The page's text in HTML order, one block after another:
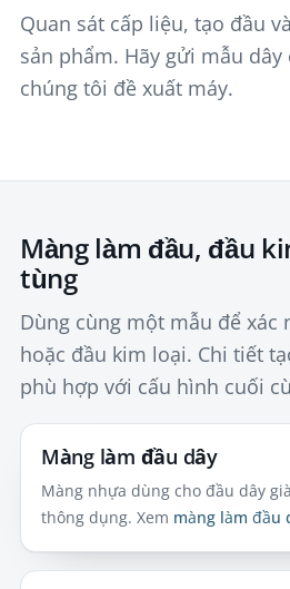
Quan sát cấp liệu, tạo đầu
sản phẩm. Hãy gửi mẫu dây
chúng tôi đề xuất máy.
Màng làm đầu, đầu
tùng
Dùng cùng một mẫu để xác
hoặc đầu kim loại. Chi tiết
phù hợp với cấu hình cuối
Màng làm đầu dây
Màng nhựa dùng cho đầu dây
thông dụng. Xem màng làm đầu